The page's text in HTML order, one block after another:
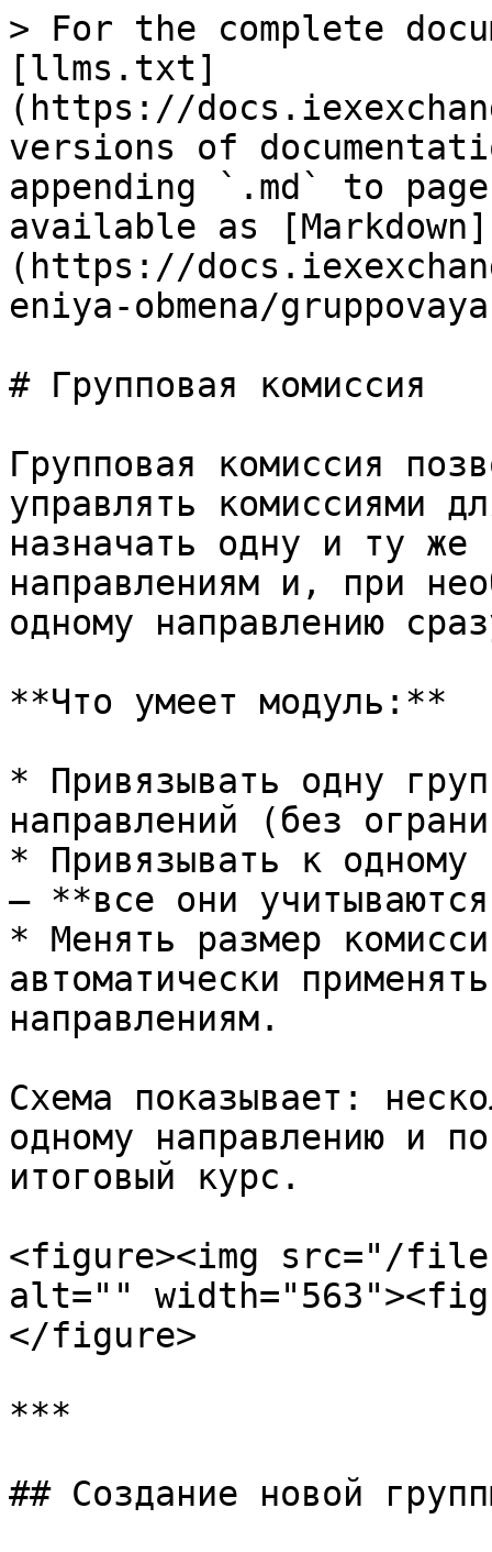
> For the complete
[llms.txt]
(https://
versions of
appending `.md` to
available as [Markdown]
(https://
eniya-obmena/
# Групповая комиссия
Групповая комиссия
управлять комиссиями
назначать одну и ту же
направлениям и, при
одному направлению
**Что умеет модуль:**
* Привязывать одну
направлений (без
* Привязывать к одному
— **все они
* Менять размер
автоматически
направлениям.
Схема показывает:
одному направлению и
итоговый курс.
<figure><img src="/files/
alt=""
</figure>
***
## Создание новой